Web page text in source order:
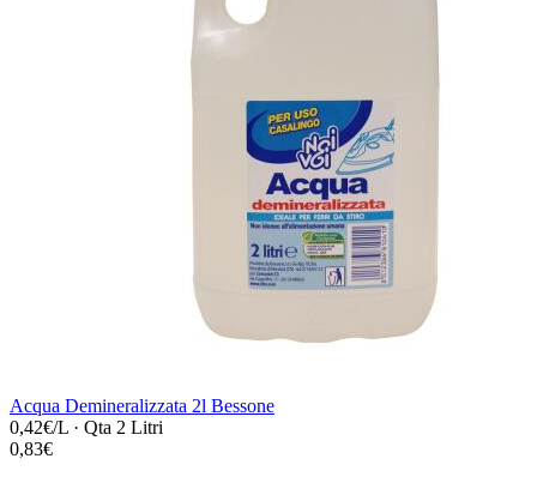
Acqua Demineralizzata 2l Bessone
0,42€/L · Qta 2 Litri
0,83€